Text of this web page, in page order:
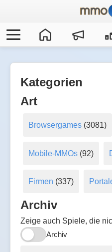
Kategorien
Art
Browsergames(3081)
Mobile-MMOs(92)
Firmen (337)
Archiv
Zeige auch Spiele, die
Archiv